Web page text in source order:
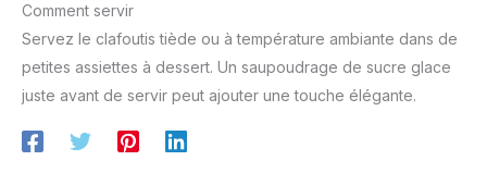
Comment servir
Servez le clafoutis tiède ou à température ambiante dans de
petites assiettes à dessert. Un saupoudrage de sucre glace
juste avant de servir peut ajouter une touche élégante.